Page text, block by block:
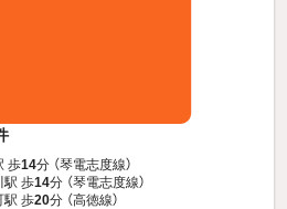
歩14分 （琴電志度線）
駅 歩14分 （琴電志度線）
駅 歩20分 （高徳線）